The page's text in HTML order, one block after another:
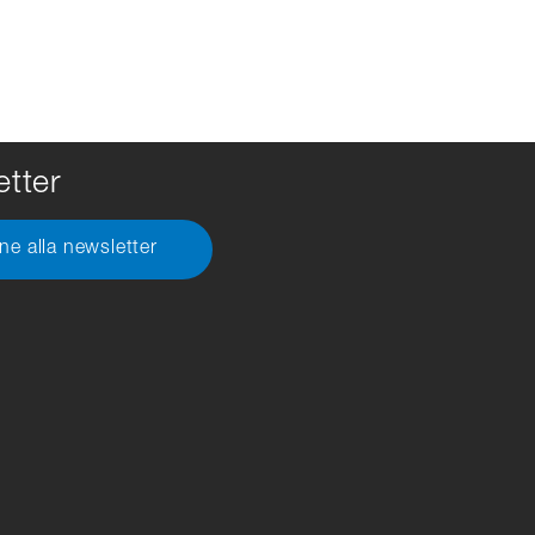
alla newsletter